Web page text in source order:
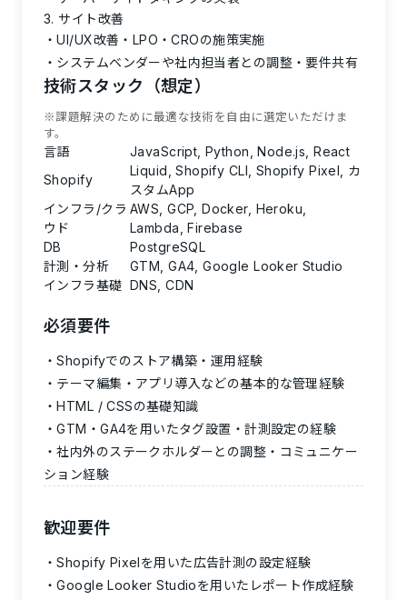
3. サイト改善
UI/UX改善・LPO・CROの施策実施
システムベンダーや社内担当者との調整・要件共有
技術スタック（想定）
※課題解決のために最適な技術を自由に選定いただけま
す。
言語
JavaScript, Python, Node.js, React
Shopify
Liquid, Shopify CLI, Shopify Pixel, カ
スタムApp
インフラ/クラ
ウド
AWS, GCP, Docker, Heroku,
Lambda, Firebase
DB
PostgreSQL
計測・分析
GTM, GA4, Google Looker Studio
インフラ基礎 DNS, CDN
必須要件
Shopifyでのストア構築・運用経験
テーマ編集・アプリ導入などの基本的な管理経験
HTML / CSSの基礎知識
GTM・GA4を用いたタグ設置・計測設定の経験
社内外のステークホルダーとの調整・コミュニケー
ション経験
歓迎要件
Shopify Pixelを用いた広告計測の設定経験
Google Looker Studioを用いたレポート作成経験